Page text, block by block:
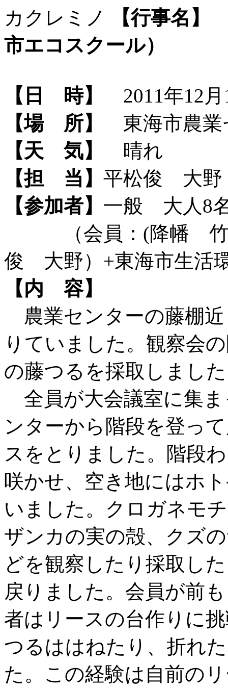
カクレミノ
【行事名】
市エコスクール）
【日 時】
2011年12
【場 所】
東海市農業
【天 気】
晴れ
【担 当】 平松俊 大野
【参加者】 一般 大人8
（会員：(降幡 竹
俊 大野）+東海市生活
【内 容】
農業センターの藤棚
りていました。観察会
の藤つるを採取しまし
全員が大会議室に集
ンターから階段を登っ
スをとりました。階段
咲かせ、空き地にはホ
いました。クロガネモ
ザンカの実の殻、クズ
どを観察したり採取し
戻りました。会員が前
者はリースの台作りに
つるははねたり、折れ
た。この経験は自前の